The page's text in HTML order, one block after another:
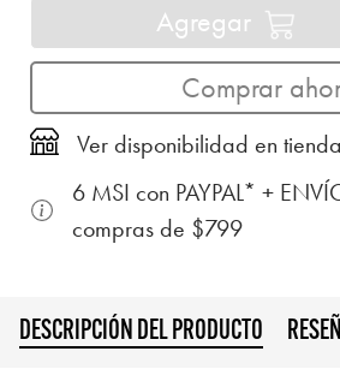
Agregar
Comprar
Ver disponibilidad en tienda
6 MSI con PAYPAL* +
compras de $799
DESCRIPCIÓN DEL PRODUCTO